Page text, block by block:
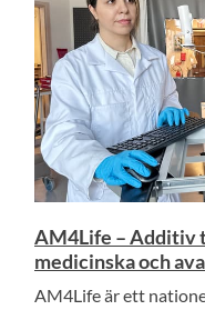
AM4Life – Additiv
medicinska och
AM4Life är ett